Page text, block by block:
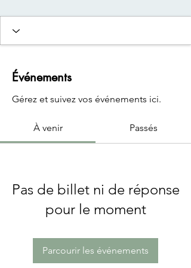
Événements
Gérez et suivez vos événements ici.
À venir Passés
Pas de billet ni de réponse
pour le moment
Parcourir les événements